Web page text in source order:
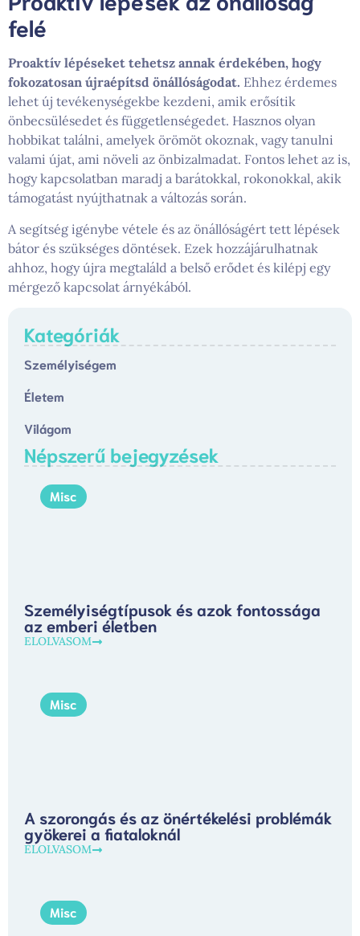
felé
Proaktív lépéseket tehetsz annak érdekében, hogy
fokozatosan újraépítsd önállóságodat. Ehhez érdemes
lehet új tevékenységekbe kezdeni, amik erősítik
önbecsülésedet és függetlenségedet. Hasznos olyan
hobbikat találni, amelyek örömöt okoznak, vagy tanulni
valami újat, ami növeli az önbizalmadat. Fontos lehet az is,
hogy kapcsolatban maradj a barátokkal, rokonokkal, akik
támogatást nyújthatnak a változás során.
A segítség igénybe vétele és az önállóságért tett lépések
bátor és szükséges döntések. Ezek hozzájárulhatnak
ahhoz, hogy újra megtaláld a belső erődet és kilépj egy
mérgező kapcsolat árnyékából.
Kategóriák
Személyiségem
Életem
Világom
Népszerű bejegyzések
Misc
Személyiségtípusok és azok fontossága
az emberi életben
ELOLVASOM
Misc
A szorongás és az önértékelési problémák
gyökerei a fiataloknál
ELOLVASOM
Misc